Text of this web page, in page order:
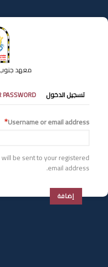
إلى
المحتوى
معهد
التبويبات
الأساسية
تسجيل الدخول PASSWORD
Username or email address
be sent to your registered
email address.